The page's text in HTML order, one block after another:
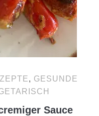
, GESUNDE
Sauce